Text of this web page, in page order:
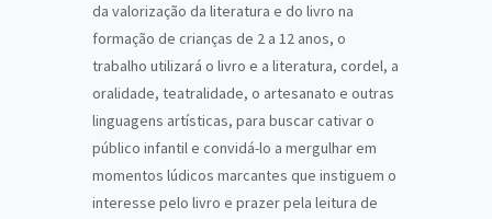
da valorização da literatura e do livro na
formação de crianças de 2 a 12 anos, o
trabalho utilizará o livro e a literatura, cordel, a
oralidade, teatralidade, o artesanato e outras
linguagens artísticas, para buscar cativar o
público infantil e convidá-lo a mergulhar em
momentos lúdicos marcantes que instiguem o
interesse pelo livro e prazer pela leitura de